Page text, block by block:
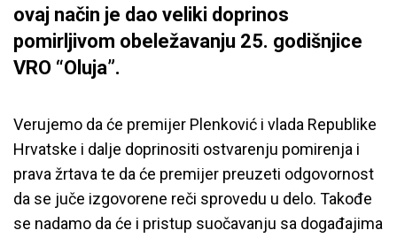
ovaj način je dao veliki doprinos
pomirljivom obeležavanju 25. godišnjice
VRO “Oluja”.
Verujemo da će premijer Plenković i vlada Republike
Hrvatske i dalje doprinositi ostvarenju pomirenja i
prava žrtava te da će premijer preuzeti odgovornost
da se juče izgovorene reči sprovedu u delo. Takođe
se nadamo da će i pristup suočavanju sa događajima